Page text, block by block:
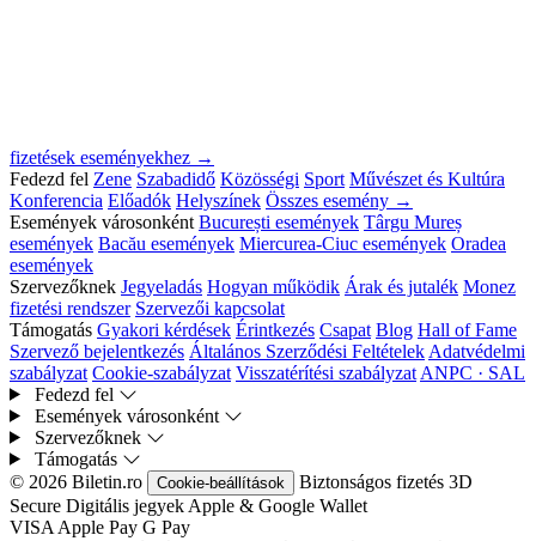
fizetések eseményekhez →
Fedezd fel Zene Szabadidő Közösségi Sport Művészet és Kultúra
Konferencia Előadók Helyszínek Összes esemény →
Események városonként București események Târgu Mureș
események Bacău események Miercurea-Ciuc események Oradea
események
Szervezőknek Jegyeladás Hogyan működik Árak és jutalék Monez
fizetési rendszer Szervezői kapcsolat
Támogatás Gyakori kérdések Érintkezés Csapat Blog Hall of Fame
Szervező bejelentkezés Általános Szerződési Feltételek Adatvédelmi
szabályzat Cookie-szabályzat Visszatérítési szabályzat ANPC · SAL
Fedezd fel
Események városonként
Szervezőknek
Támogatás
© 2026 Biletin.ro
Cookie-beállítások Biztonságos fizetés 3D
Secure Digitális jegyek Apple & Google Wallet
VISA Apple Pay G Pay